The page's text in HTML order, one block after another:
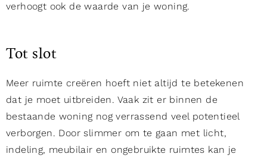
verhoogt ook de waarde van je woning.
Tot slot
Meer ruimte creëren hoeft niet altijd te betekenen
dat je moet uitbreiden. Vaak zit er binnen de
bestaande woning nog verrassend veel potentieel
verborgen. Door slimmer om te gaan met licht,
indeling, meubilair en ongebruikte ruimtes kan je